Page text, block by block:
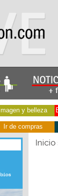
Imagen y belleza
Ir de compras
Inicio